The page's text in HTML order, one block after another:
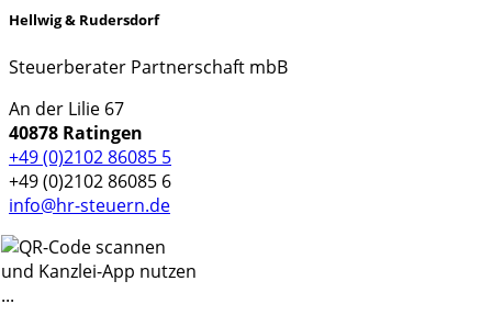
Hellwig & Rudersdorf
Steuerberater Partnerschaft mbB
An der Lilie 67
40878 Ratingen
+49 (0)2102 86085 5
+49 (0)2102 86085 6
info@hr-steuern.de